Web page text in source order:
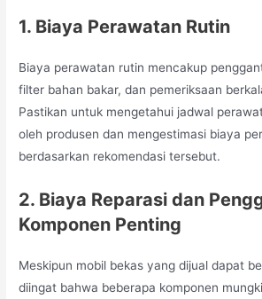
1. Biaya Perawatan Rutin
Biaya perawatan rutin mencakup
filter bahan bakar, dan pemeriksaan
Pastikan untuk mengetahui jadwal
oleh produsen dan mengestimasi biaya
berdasarkan rekomendasi tersebut.
2. Biaya Reparasi dan
Komponen Penting
Meskipun mobil bekas yang dijual dapat
diingat bahwa beberapa komponen